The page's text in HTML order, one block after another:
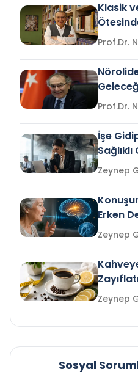
Klasik
İşe
Gelir
Erken
mi?
Sosyal